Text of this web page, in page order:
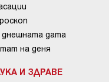
дата
на деня
И ЗДРАВЕ